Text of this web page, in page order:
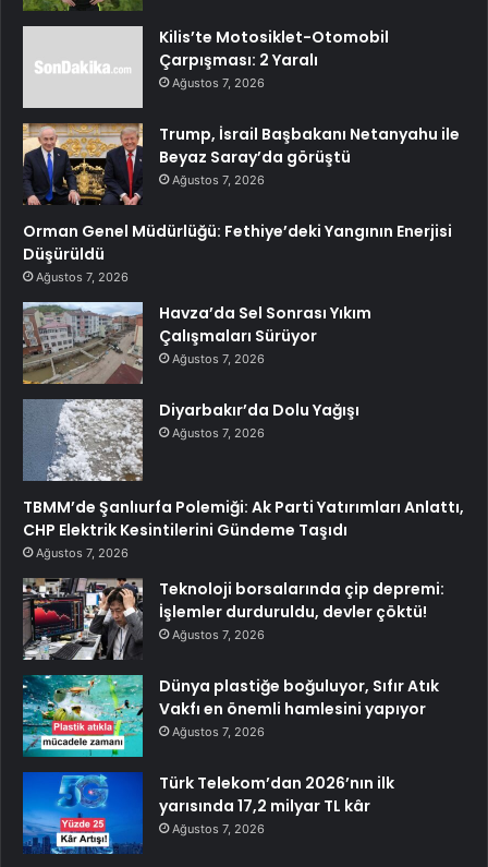
Kilis’te Motosiklet-Otomobil
Çarpışması: 2 Yaralı
Ağustos 7, 2026
Trump, İsrail Başbakanı Netanyahu ile
Beyaz Saray’da görüştü
Ağustos 7, 2026
Orman Genel Müdürlüğü: Fethiye’deki Yangının Enerjisi
Düşürüldü
Ağustos 7, 2026
Havza’da Sel Sonrası Yıkım
Çalışmaları Sürüyor
Ağustos 7, 2026
Diyarbakır’da Dolu Yağışı
Ağustos 7, 2026
TBMM’de Şanlıurfa Polemiği: Ak Parti Yatırımları Anlattı,
CHP Elektrik Kesintilerini Gündeme Taşıdı
Ağustos 7, 2026
Teknoloji borsalarında çip depremi:
İşlemler durduruldu, devler çöktü!
Ağustos 7, 2026
Dünya plastiğe boğuluyor, Sıfır Atık
Vakfı en önemli hamlesini yapıyor
Ağustos 7, 2026
Türk Telekom’dan 2026’nın ilk
yarısında 17,2 milyar TL kâr
Ağustos 7, 2026